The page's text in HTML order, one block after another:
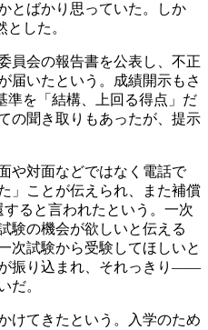
とばかり思っていた。しか
した。
員会の報告書を公表し、不正
届いたという。成績開示もさ
準を「結構、上回る得点」だ
の聞き取りもあったが、提示
や対面などではなく電話で
」ことが伝えられ、また補償
ると言われたという。一次
験の機会が欲しいと伝える
次試験から受験してほしいと
振り込まれ、それっきり――
だ。
けてきたという。入学のため